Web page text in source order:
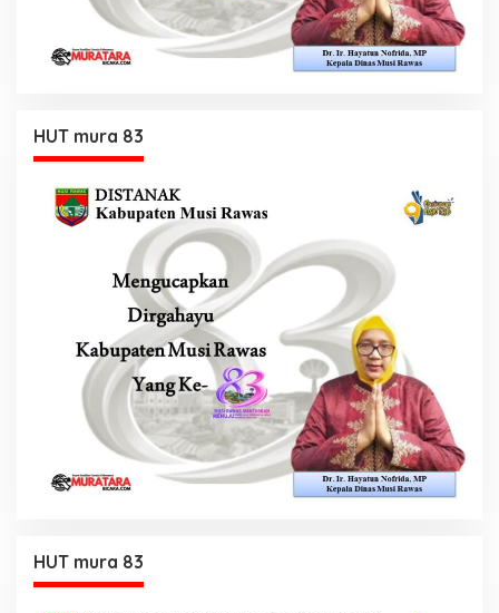
HUT mura 83
HUT mura 83